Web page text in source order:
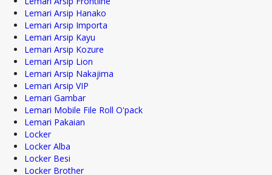
Lemari Arsip Hanako
Lemari Arsip Importa
Lemari Arsip Kayu
Lemari Arsip Kozure
Lemari Arsip Lion
Lemari Arsip Nakajima
Lemari Arsip VIP
Lemari Gambar
Lemari Mobile File Roll O'pack
Lemari Pakaian
Locker
Locker Alba
Locker Besi
Locker Brother